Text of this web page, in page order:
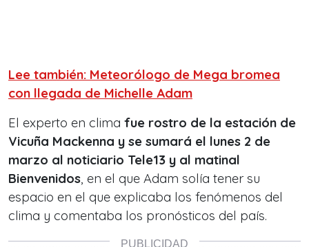
Lee también: Meteorólogo de Mega bromea
con llegada de Michelle Adam
El experto en clima fue rostro de la estación de
Vicuña Mackenna y se sumará el lunes 2 de
marzo al noticiario Tele13 y al matinal
Bienvenidos, en el que Adam solía tener su
espacio en el que explicaba los fenómenos del
clima y comentaba los pronósticos del país.